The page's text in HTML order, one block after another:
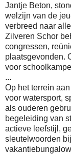
Jantje Beton,
welzijn van de
verbreed naar
Zilveren Schor
congressen,
plaatsgevonden.
voor
...
Op het terrein
voor watersport,
als ouderen
begeleiding van
actieve leefstijl,
sleutelwoorden